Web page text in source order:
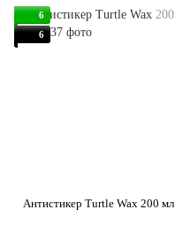
6
6
Антистикер Turtle Wax 200 мл